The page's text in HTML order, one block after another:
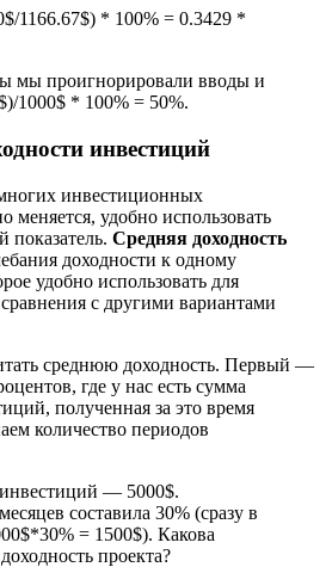
1166.67$) * 100% = 0.3429 *
мы проигнорировали вводы и
1000$ * 100% = 50%.
инвестиций
инвестиционных
меняется, удобно использовать
показатель. Средняя доходность
доходности к одному
удобно использовать для
с другими вариантами
среднюю доходность. Первый —
где у нас есть сумма
полученная за это время
количество периодов
— 5000$.
составила 30% (сразу в
= 1500$). Какова
проекта?